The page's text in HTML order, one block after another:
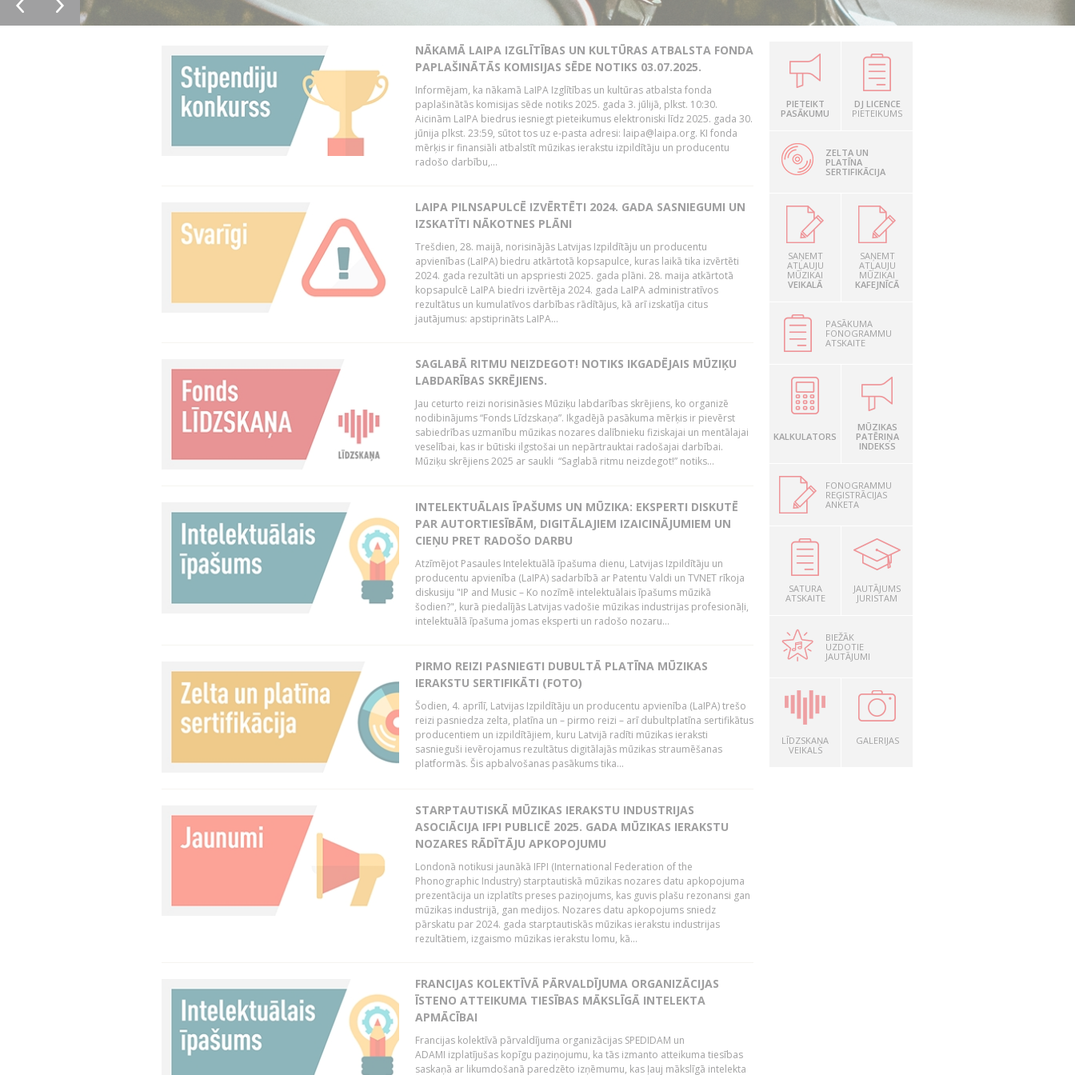
NĀKAMĀ LAIPA IZGLĪTĪBAS UN KULTŪRAS ATBALSTA FONDA
PAPLAŠINĀTĀS KOMISIJAS SĒDE NOTIKS 03.07.2025.
Informējam, ka nākamā LaIPA Izglītības un kultūras atbalsta fonda
paplašinātās komisijas sēde notiks 2025. gada 3. jūlijā, plkst. 10:30.
Aicinām LaIPA biedrus iesniegt pieteikumus elektroniski līdz 2025. gada 30.
jūnija plkst. 23:59, sūtot tos uz e-pasta adresi: laipa@laipa.org. KI fonda
mērķis ir finansiāli atbalstīt mūzikas ierakstu izpildītāju un producentu
radošo darbību,...
LAIPA PILNSAPULCĒ IZVĒRTĒTI 2024. GADA SASNIEGUMI UN
IZSKATĪTI NĀKOTNES PLĀNI
Trešdien, 28. maijā, norisinājās Latvijas Izpildītāju un producentu
apvienības (LaIPA) biedru atkārtotā kopsapulce, kuras laikā tika izvērtēti
2024. gada rezultāti un apspriesti 2025. gada plāni. 28. maija atkārtotā
kopsapulcē LaIPA biedri izvērtēja 2024. gada LaIPA administratīvos
rezultātus un kumulatīvos darbības rādītājus, kā arī izskatīja citus
jautājumus: apstiprināts LaIPA...
SAGLABĀ RITMU NEIZDEGOT! NOTIKS IKGADĒJAIS MŪZIĶU
LABDARĪBAS SKRĒJIENS.
Jau ceturto reizi norisināsies Mūziķu labdarības skrējiens, ko organizē
nodibinājums “Fonds Līdzskaņa”. Ikgadējā pasākuma mērķis ir pievērst
sabiedrības uzmanību mūzikas nozares dalībnieku fiziskajai un mentālajai
veselībai, kas ir būtiski ilgstošai un nepārtrauktai radošajai darbībai.
Mūziķu skrējiens 2025 ar saukli “Saglabā ritmu neizdegot!” notiks...
INTELEKTUĀLAIS ĪPAŠUMS UN MŪZIKA: EKSPERTI DISKUTĒ
PAR AUTORTIESĪBĀM, DIGITĀLAJIEM IZAICINĀJUMIEM UN
CIEŅU PRET RADOŠO DARBU
Atzīmējot Pasaules Intelektuālā īpašuma dienu, Latvijas Izpildītāju un
producentu apvienība (LaIPA) sadarbībā ar Patentu Valdi un TVNET rīkoja
diskusiju "IP and Music – Ko nozīmē intelektuālais īpašums mūzikā
šodien?", kurā piedalījās Latvijas vadošie mūzikas industrijas profesionāļi,
intelektuālā īpašuma jomas eksperti un radošo nozaru...
PIRMO REIZI PASNIEGTI DUBULTĀ PLATĪNA MŪZIKAS
IERAKSTU SERTIFIKĀTI (FOTO)
Šodien, 4. aprīlī, Latvijas Izpildītāju un producentu apvienība (LaIPA) trešo
reizi pasniedza zelta, platīna un – pirmo reizi – arī dubultplatīna sertifikātus
producentiem un izpildītājiem, kuru Latvijā radīti mūzikas ieraksti
sasnieguši ievērojamus rezultātus digitālajās mūzikas straumēšanas
platformās. Šis apbalvošanas pasākums tika...
STARPTAUTISKĀ MŪZIKAS IERAKSTU INDUSTRIJAS
ASOCIĀCIJA IFPI PUBLICĒ 2025. GADA MŪZIKAS IERAKSTU
NOZARES RĀDĪTĀJU APKOPOJUMU
Londonā notikusi jaunākā IFPI (International Federation of the
Phonographic Industry) starptautiskā mūzikas nozares datu apkopojuma
prezentācija un izplatīts preses paziņojums, kas guvis plašu rezonansi gan
mūzikas industrijā, gan medijos. Nozares datu apkopojums sniedz
pārskatu par 2024. gada starptautiskās mūzikas ierakstu industrijas
rezultātiem, izgaismo mūzikas ierakstu lomu, kā...
FRANCIJAS KOLEKTĪVĀ PĀRVALDĪJUMA ORGANIZĀCIJAS
ĪSTENO ATTEIKUMA TIESĪBAS MĀKSLĪGĀ INTELEKTA
APMĀCĪBAI
Francijas kolektīvā pārvaldījuma organizācijas SPEDIDAM un
ADAMI izplatījušas kopīgu paziņojumu, ka tās izmanto atteikuma tiesības
saskaņā ar likumdošanā paredzēto izņēmumu, kas ļauj mākslīgā intelekta
PIETEIKT
PASĀKUMU
DJ LICENCE
PIETEIKUMS
ZELTA UN
PLATĪNA
SERTIFIKĀCIJA
SAŅEMT
ATĻAUJU
MŪZIKAI
VEIKALĀ
SAŅEMT
ATĻAUJU
MŪZIKAI
KAFEJNĪCĀ
PASĀKUMA
FONOGRAMMU
ATSKAITE
KALKULATORS
MŪZIKAS
PATĒRIŅA
INDEKSS
FONOGRAMMU
REĢISTRĀCIJAS
ANKETA
SATURA
ATSKAITE
JAUTĀJUMS
JURISTAM
BIEŽĀK
UZDOTIE
JAUTĀJUMI
LĪDZSKAŅA
VEIKALS
GALERIJAS